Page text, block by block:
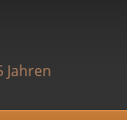
Jahren